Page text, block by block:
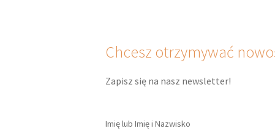
Chcesz otrzymywać
Zapisz się na nasz newsletter!
Imię lub Imię i Nazwisko